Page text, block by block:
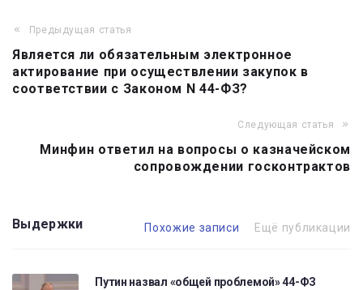
Навигация
по
записям
Предыдущая статья
Является ли обязательным электронное
актирование при осуществлении закупок в
соответствии с Законом N 44-ФЗ?
Следующая статья
Минфин ответил на вопросы о казначейском
сопровождении госконтрактов
Выдержки Похожие записи Ещё публикации
Путин назвал «общей проблемой» 44-ФЗ